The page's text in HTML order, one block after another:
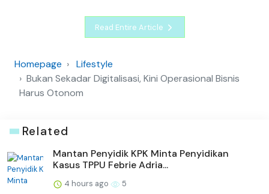
Read Entire Article
Homepage
Lifestyle
Bukan Sekadar Digitalisasi, Kini Operasional Bisnis
Harus Otonom
Related
Mantan Penyidik KPK Minta Penyidikan
Kasus TPPU Febrie Adria...
4 hours ago 5